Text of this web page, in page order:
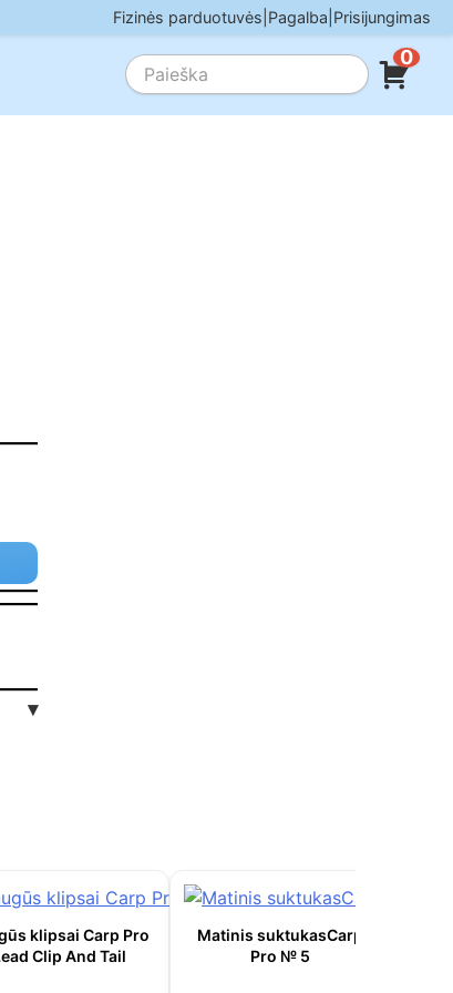
Fizinės parduotuvės Pagalba Prisijungimas
0
▾
klipsai Carp Pro
Clip And Tail
Matinis suktukasCarp
Pro № 5